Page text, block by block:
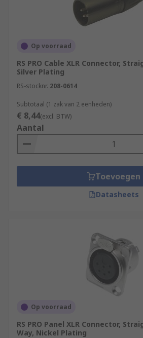
Op voorraad
RS PRO Cable XLR Connector,
Silver Plating
RS-stocknr. 208-0614
Subtotaal (1 zak van 2 eenheden)
€ 8,44(excl. BTW)
Aantal
Toevoegen
Datasheets
Op voorraad
RS PRO Panel XLR Connector,
Way, Nickel Plating